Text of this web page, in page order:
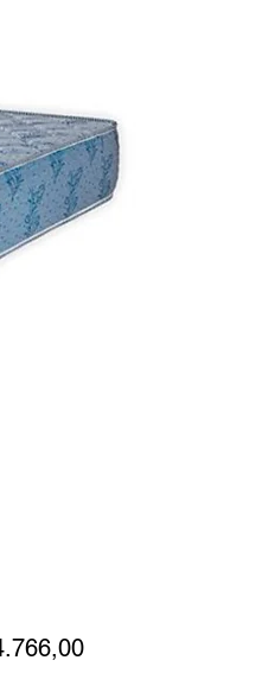
Precio